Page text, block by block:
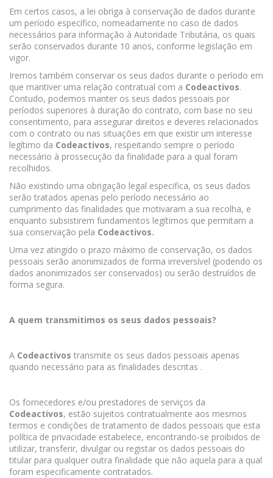
Em certos casos, a lei obriga à conservação de dados durante
um período específico, nomeadamente no caso de dados
necessários para informação à Autoridade Tributária, os quais
serão conservados durante 10 anos, conforme legislação em
vigor.
Iremos também conservar os seus dados durante o período em
que mantiver uma relação contratual com a Codeactivos.
Contudo, podemos manter os seus dados pessoais por
períodos superiores à duração do contrato, com base no seu
consentimento, para assegurar direitos e deveres relacionados
com o contrato ou nas situações em que existir um interesse
legítimo da Codeactivos, respeitando sempre o período
necessário à prossecução da finalidade para a qual foram
recolhidos.
Não existindo uma obrigação legal especifica, os seus dados
serão tratados apenas pelo período necessário ao
cumprimento das finalidades que motivaram a sua recolha, e
enquanto subsistirem fundamentos legítimos que permitam a
sua conservação pela Codeactivos.
Uma vez atingido o prazo máximo de conservação, os dados
pessoais serão anonimizados de forma irreversível (podendo os
dados anonimizados ser conservados) ou serão destruídos de
forma segura.
A quem transmitimos os seus dados pessoais?
A Codeactivos transmite os seus dados pessoais apenas
quando necessário para as finalidades descritas .
Os fornecedores e/ou prestadores de serviços da
Codeactivos, estão sujeitos contratualmente aos mesmos
termos e condições de tratamento de dados pessoais que esta
política de privacidade estabelece, encontrando-se proibidos de
utilizar, transferir, divulgar ou registar os dados pessoais do
titular para qualquer outra finalidade que não aquela para a qual
foram especificamente contratados.